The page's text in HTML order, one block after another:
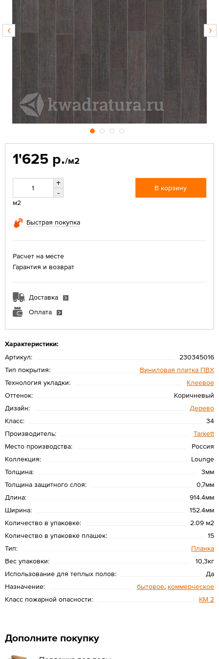
Характеристики:
Артикул:
230345016
Тип покрытия:
Виниловая плитка ПВХ
Технология укладки:
Клеевое
Оттенок:
Коричневый
Дизайн:
Дерево
Класс:
34
Производитель:
Tarkett
Место производства:
Россия
Коллекция:
Lounge
Толщина:
3мм
Толщина защитного слоя:
0,7мм
Длина:
914.4мм
Ширина:
152.4мм
Количество в упаковке:
2.09 м2
Количество в упаковке плашек:
15
Тип:
Планка
Вес упаковки:
10,3кг
Использование для теплых полов:
Да
Назначение:
бытовое, коммерческое
Класс пожарной опасности:
КМ 2
1'625 р./м2
+
-
м2
В корзину
Быстрая покупка
Расчет на месте
Гарантия и возврат
Доставка
Оплата
Дополните покупку